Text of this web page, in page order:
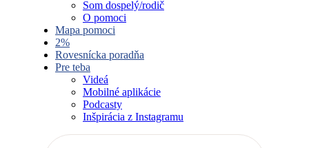
Som dospelý/rodič
O pomoci
Mapa pomoci
2%
Rovesnícka poradňa
Pre teba
Videá
Mobilné aplikácie
Podcasty
Inšpirácia z Instagramu